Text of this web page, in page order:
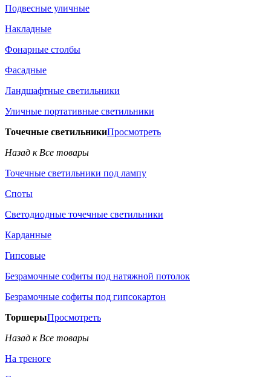
Подвесные уличные
Накладные
Фонарные столбы
Фасадные
Ландшафтные светильники
Уличные портативные светильники
Точечные светильникиПросмотреть
Назад к Все товары
Точечные светильники под лампу
Споты
Светодиодные точечные светильники
Карданные
Гипсовые
Безрамочные софиты под натяжной потолок
Безрамочные софиты под гипсокартон
ТоршерыПросмотреть
Назад к Все товары
На треноге